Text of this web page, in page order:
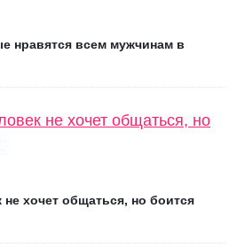
нравятся всем мужчинам в
не хочет общаться, но боится